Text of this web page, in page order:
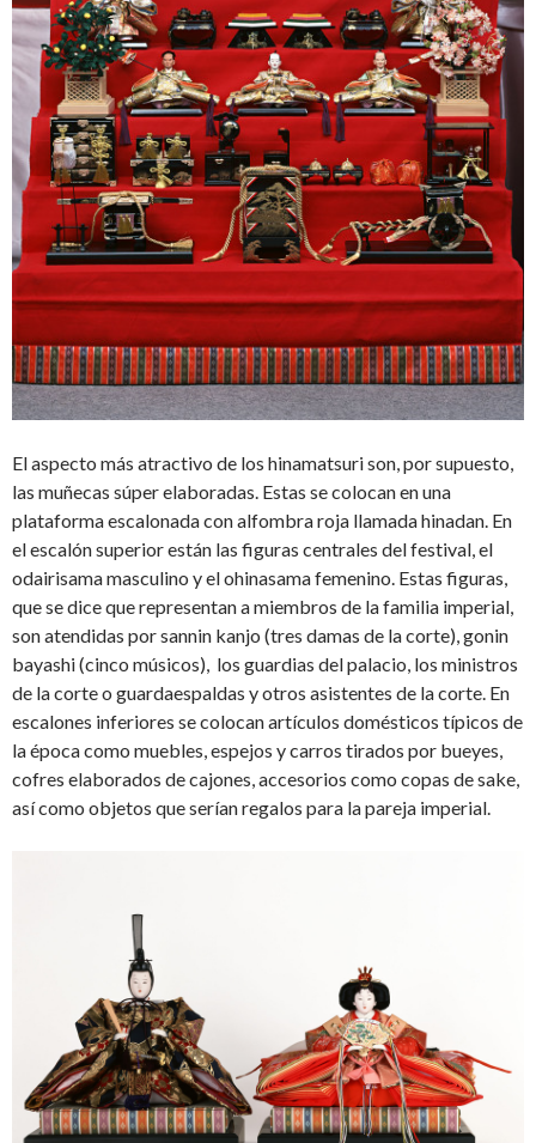
El aspecto más atractivo de los hinamatsuri son, por supuesto,
las muñecas súper elaboradas. Estas se colocan en una
plataforma escalonada con alfombra roja llamada hinadan. En
el escalón superior están las figuras centrales del festival, el
odairisama masculino y el ohinasama femenino. Estas figuras,
que se dice que representan a miembros de la familia imperial,
son atendidas por sannin kanjo (tres damas de la corte), gonin
bayashi (cinco músicos), los guardias del palacio, los ministros
de la corte o guardaespaldas y otros asistentes de la corte. En
escalones inferiores se colocan artículos domésticos típicos de
la época como muebles, espejos y carros tirados por bueyes,
cofres elaborados de cajones, accesorios como copas de sake,
así como objetos que serían regalos para la pareja imperial.